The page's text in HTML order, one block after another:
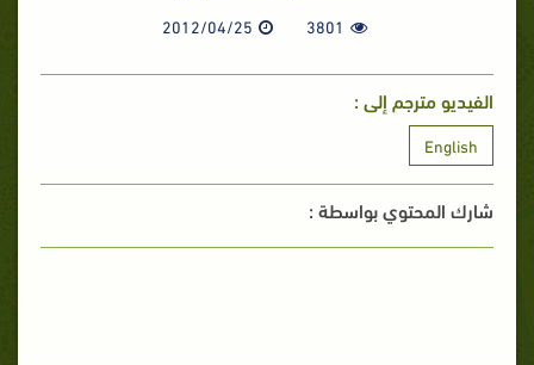
3801
2012/04/25
الفيديو مترجم إلى :
English
شارك المحتوي بواسطة :